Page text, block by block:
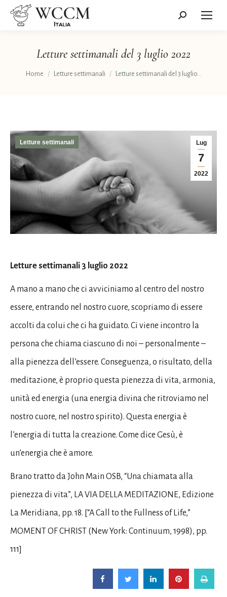
Cerca:
Letture settimanali del 3 luglio 2022
Tu sei qui:
Home Letture settimanali Letture settimanali del 3 luglio…
Lug
7
2022
Letture settimanali
Letture settimanali 3 luglio 2022
A mano a mano che ci avviciniamo al centro del nostro
essere, entrando nel nostro cuore, scopriamo di essere
accolti da colui che ci ha guidato. Ci viene incontro la
persona che chiama ciascuno di noi – personalmente –
alla pienezza dell’essere. Conseguenza, o risultato, della
meditazione, è proprio questa pienezza di vita, armonia,
unità ed energia (una energia divina che ritroviamo nel
nostro cuore, nel nostro spirito). Questa energia è
l’energia di tutta la creazione. Come dice Gesù, è
un’energia che è amore.
Brano tratto da John Main OSB, “Una chiamata alla
pienezza di vita”, LA VIA DELLA MEDITAZIONE, Edizione
La Meridiana, pp. 18. [“A Call to the Fullness of Life,”
MOMENT OF CHRIST (New York: Continuum, 1998), pp.
111]